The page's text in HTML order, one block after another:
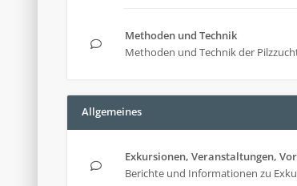
Methoden und Technik
Methoden und Technik der
Allgemeines
Exkursionen, Veranstaltungen,
Berichte und Informationen zu